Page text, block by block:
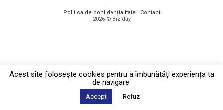
Politica de confidențialitate · Contact
2026 © Biziday
Acest site foloseşte cookies pentru a îmbunătăți experiența ta
de navigare.
Accept Refuz